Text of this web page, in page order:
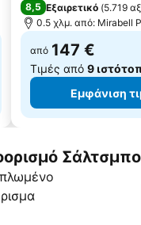
8,5 Εξαιρετικό (5.719
0.5 χλμ. από: Mirabell
από 147 €
Τιμές από 9
Εμφάνιση